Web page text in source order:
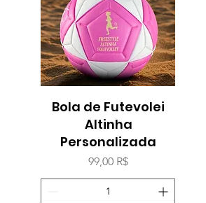
Aperçu rapide
Bola de Futevolei
Altinha
Personalizada
Prix
99,00 R$